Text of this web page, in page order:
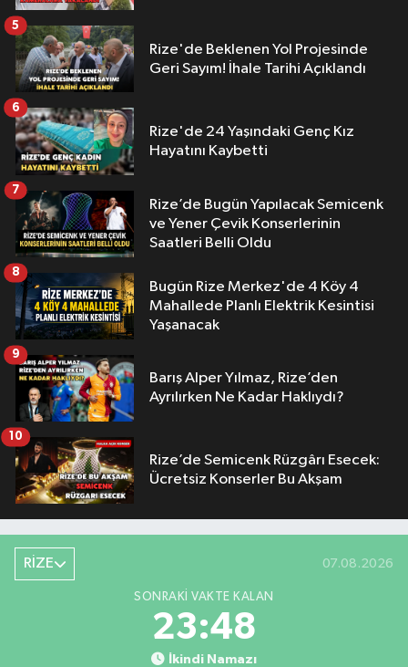
Rize'de Beklenen Yol Projesinde
Geri Sayım! İhale Tarihi Açıklandı
5
Rize'de 24 Yaşındaki Genç Kız
Hayatını Kaybetti
6
Rize’de Bugün Yapılacak Semicenk
ve Yener Çevik Konserlerinin
Saatleri Belli Oldu
7
Bugün Rize Merkez'de 4 Köy 4
Mahallede Planlı Elektrik Kesintisi
Yaşanacak
8
Barış Alper Yılmaz, Rize’den
Ayrılırken Ne Kadar Haklıydı?
9
Rize’de Semicenk Rüzgârı Esecek:
Ücretsiz Konserler Bu Akşam
10
RİZE 07.08.2026
SONRAKI VAKTE KALAN
23:47
İkindi Namazı